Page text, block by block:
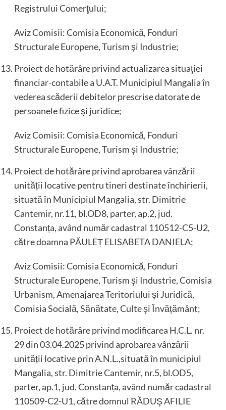
Registrului Comerţului;
Aviz Comisii: Comisia Economică, Fonduri
Structurale Europene, Turism şi Industrie;
Proiect de hotărâre privind actualizarea situaţiei
financiar-contabile a U.A.T. Municipiul Mangalia în
vederea scăderii debitelor prescrise datorate de
persoanele fizice şi juridice;
Aviz Comisii: Comisia Economică, Fonduri
Structurale Europene, Turism și Industrie;
Proiect de hotărâre privind aprobarea vânzării
unității locative pentru tineri destinate închirierii,
situată în Municipiul Mangalia, str. Dimitrie
Cantemir, nr.11, bl.OD8, parter, ap.2, jud.
Constanța, având număr cadastral 110512-C5-U2,
către doamna PĂULEȚ ELISABETA DANIELA;
Aviz Comisii: Comisia Economică, Fonduri
Structurale Europene, Turism şi Industrie, Comisia
Urbanism, Amenajarea Teritoriului și Juridică,
Comisia Socială, Sănătate, Culte și Învățământ;
Proiect de hotărâre privind modificarea H.C.L. nr.
29 din 03.04.2025 privind aprobarea vânzării
unității locative prin A.N.L.,situată în municipiul
Mangalia, str. Dimitrie Cantemir, nr.5, bl.OD5,
parter, ap.1, jud. Constanța, având număr cadastral
110509-C2-U1, către domnul RĂDUŞ AFILIE